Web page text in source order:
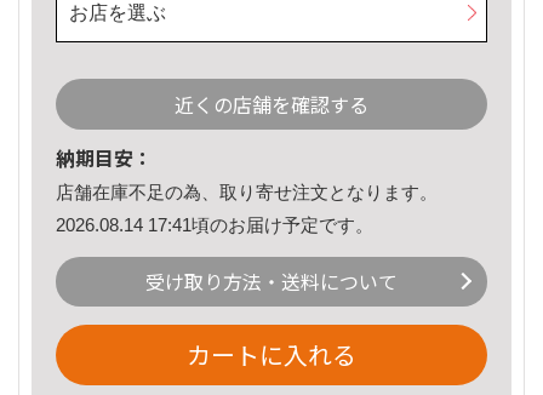
お店を選ぶ
近くの店舗を確認する
納期目安：
店舗在庫不足の為、取り寄せ注文となります。
2026.08.14 17:41頃のお届け予定です。
受け取り方法・送料について
カートに入れる